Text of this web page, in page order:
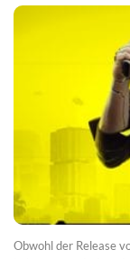
Obwohl der Release